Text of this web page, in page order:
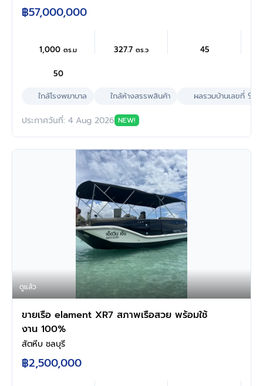
฿57,000,000
1,000ตร.ม 327.7ตร.ว 45
50
ใกล้โรงพยาบาล
ใกล้ห้างสรรพสินค้า ผลรวมบ้านเลขที่ 9
ประกาศวันที่: 4 Aug 2026 NEW!
ดูแล้ว
ขายเรือ elament XR7 สภาพเรือสวย พร้อมใช้
งาน 100%
สัตหีบ ชลบุรี
฿2,500,000